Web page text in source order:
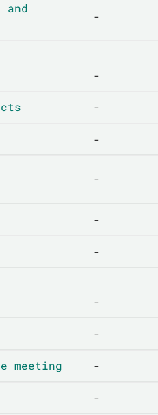
and
-
-
-
-
-
-
-
-
-
meeting -
-